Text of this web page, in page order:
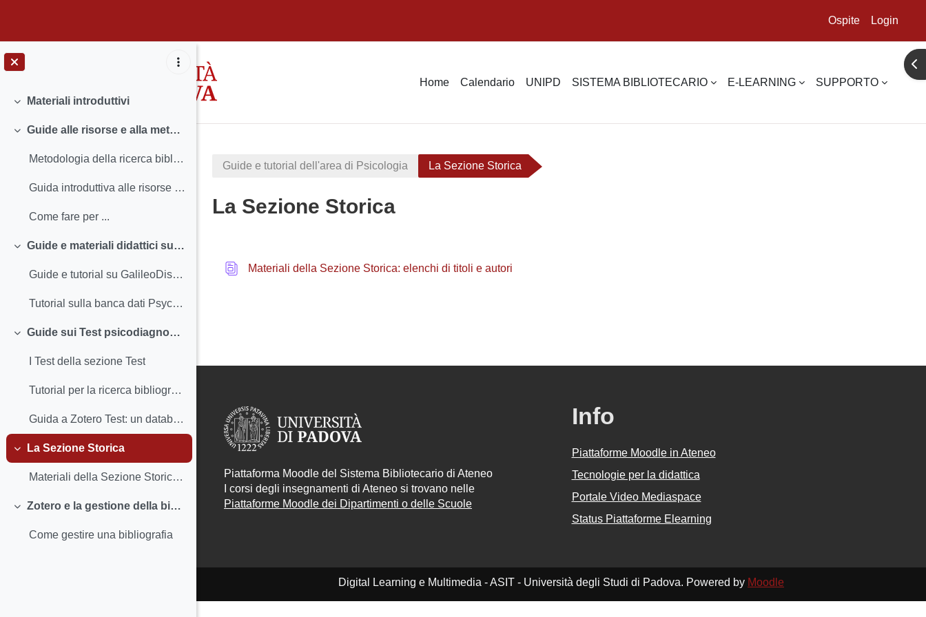
Ospite Login
Home Calendario UNIPD SISTEMA BIBLIOTECARIO E-LEARNING SUPPORTO
Minimizza
Materiali introduttivi
Minimizza
Guide alle risorse e alla metodologia della ricerca
Metodologia della ricerca bibliografica
Guida introduttiva alle risorse per la Psicologia
Come fare per ...
Minimizza
Guide e materiali didattici su GalileoDiscovery e PsycINFO
Guide e tutorial su GalileoDiscovery
Tutorial sulla banca dati PsycINFO
Minimizza
Guide sui Test psicodiagnostici
I Test della sezione Test
Tutorial per la ricerca bibliografica sui test
Guida a Zotero Test: un database tematico per l’assessment psicologico in Italia
Minimizza
La Sezione Storica
Materiali della Sezione Storica: elenchi di titoli e autori
Minimizza
Zotero e la gestione della bibliografia
Come gestire una bibliografia
Guide e tutorial dell'area di Psicologia La Sezione Storica
La Sezione Storica
Materiali della Sezione Storica: elenchi di titoli e autori
Piattaforma Moodle del Sistema Bibliotecario di Ateneo
I corsi degli insegnamenti di Ateneo si trovano nelle
Piattaforme Moodle dei Dipartimenti o delle Scuole
Info
Piattaforme Moodle in Ateneo
Tecnologie per la didattica
Portale Video Mediaspace
Status Piattaforme Elearning
Digital Learning e Multimedia - ASIT - Università degli Studi di Padova. Powered by Moodle